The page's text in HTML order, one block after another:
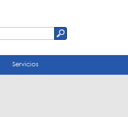
Servicios